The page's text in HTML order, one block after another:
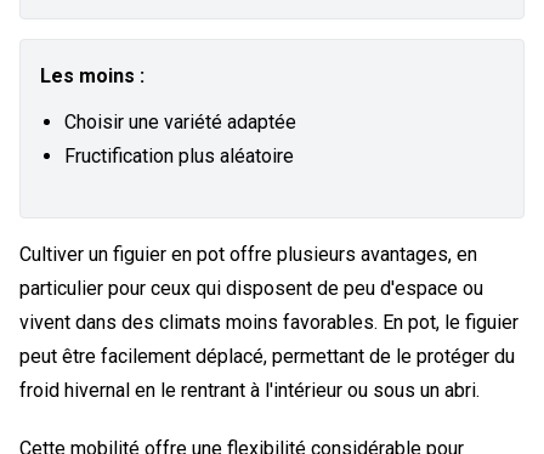
Les moins :
Choisir une variété adaptée
Fructification plus aléatoire
Cultiver un figuier en pot offre plusieurs avantages, en
particulier pour ceux qui disposent de peu d'espace ou
vivent dans des climats moins favorables. En pot, le figuier
peut être facilement déplacé, permettant de le protéger du
froid hivernal en le rentrant à l'intérieur ou sous un abri.
Cette mobilité offre une flexibilité considérable pour